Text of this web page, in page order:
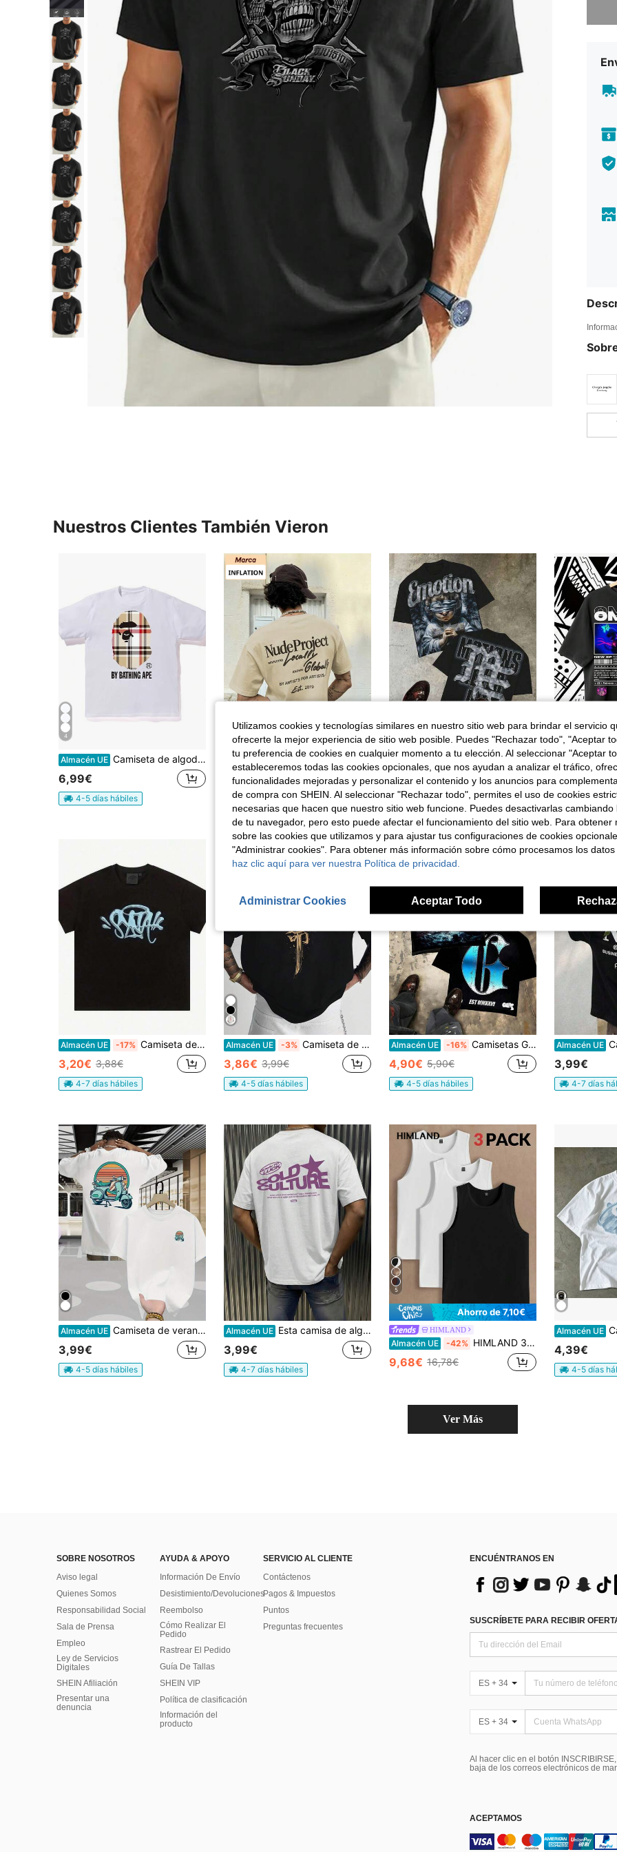
Nuestros Clientes También Vieron
4
Almacén UE Camiseta de algodón para hombre, conjunto casual de verano oversized, estampado de cabeza de mono, streetwear de manga corta
6,99€
4-5 días hábiles
INFLATION Camiseta de manga corta de cuello redondo con estampado de letras y números, de uso casual y versátil para uso diario
8,41€ 8,48€
Almacén UE Novedades de verano 2026: Camiseta retro de algodón para hombre Godspeed 777 Born To Destroy, con diseño personalizado, estilo grunge estampado, ropa urbana, ropa cristiana, camiseta de talla grande, camiseta de Jesús, camiseta gráfica Y2K, camiseta, ropa cristiana, gótica. Diseño exclusivo para la Festa del Papa, exclusivo para el Día de la Independencia y la Declaración de Independencia, una camiseta de moda masculina para el verano.
4,90€
4-7 días hábiles
Almacén UE -
9,00€
4-7 días
Almacén UE -17% Camiseta de manga corta con estampado de graffiti azul turquesa, estilo streetwear hip hop casual unisex Y2K
3,20€ 3,88€
4-7 días hábiles
Almacén UE -3% Camiseta de hombre de 180 g, 100 % algodón, estampado de espada samurái y caracteres kanji japoneses "Destino", camiseta transpirable de manga corta con cuello redondo y cuello redondo, cort
3,86€ 3,99€
4-5 días hábiles
Almacén UE -16% Camisetas Gráficas Y2K para Hombre, Camiseta con Estampado de Doble Cara de OVNI y Alienígena, Marca Godspeed, Estilo Urbano Casual para Verano, Día del Padre, Graduación, Día de la Independencia, Para Hombres
4,90€ 5,90€
4-5 días hábiles
Almacén UE Camiseta
3,99€
4-7 días
Almacén UE Camiseta de verano para hombre, diseño retro de motocicleta, estampado en la parte delantera y trasera, camiseta informal, camiseta de algodón de manga corta moderna y versátil, conjunto de verano para hombre.
3,99€
4-5 días hábiles
Almacén UE Esta camisa de algodón de una sola pieza para hombre presenta un tejido suave, un estampado de calaveras y el logotipo de la marca Dellone, lo que la hace perfecta para un estilo urbano informal.
3,99€
4-7 días hábiles
5
Ahorro de 7,10€
HIMLAND
Almacén UE -42% HIMLAND 3 piezas/Paquete Camiseta sin mangas de punto de unicolor casual para hombres, camiseta de gimnasio lisa para verano, trabajo, vacaciones, regalos del Día del Padre, negro, blanco, casual, trabajo, fútbol
9,68€ 16,78€
Almacén UE Camiseta
4,39€
4-5 días
Ver Más
SOBRE NOSOTROS
Aviso legal
Quienes Somos
Responsabilidad Social
Sala de Prensa
Empleo
Ley de Servicios
Digitales
SHEIN Afiliación
Presentar una
denuncia
AYUDA & APOYO
Información De Envío
Desistimiento/Devoluciones
Reembolso
Cómo Realizar El
Pedido
Rastrear El Pedido
Guía De Tallas
SHEIN VIP
Política de clasificación
​Información del
producto
SERVICIO AL CLIENTE
Contáctenos
Pagos & Impuestos
Puntos
Preguntas frecuentes
ENCUÉNTRANOS EN
SUSCRÍBETE PARA RECIBIR
ES + 34
ES + 34
Al hacer clic en el botón
baja de los correos electrónicos de
ACEPTAMOS
Utilizamos cookies y tecnologías similares en nuestro sitio web para brindar el servicio
ofrecerte la mejor experiencia de sitio web posible. Puedes "Rechazar todo", "Aceptar
tu preferencia de cookies en cualquier momento a tu elección. Al seleccionar "Aceptar
estableceremos todas las cookies opcionales, que nos ayudan a analizar el tráfico,
funcionalidades mejoradas y personalizar el contenido y los anuncios para
de compra con SHEIN. Al seleccionar "Rechazar todo", permites el uso de cookies
necesarias que hacen que nuestro sitio web funcione. Puedes desactivarlas cambiando
de tu navegador, pero esto puede afectar el funcionamiento del sitio web. Para obtener
sobre las cookies que utilizamos y para ajustar tus configuraciones de cookies
"Administrar cookies". Para obtener más información sobre cómo procesamos los datos
haz clic aquí para ver nuestra Política de privacidad.
Administrar Cookies Aceptar Todo